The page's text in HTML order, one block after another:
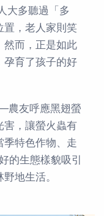
大多聽過「多
置，老人家則笑
然而，正是如此
孕育了孩子的好
農友呼應黑翅螢
，讓螢火蟲有
季特色作物、走
的生態樣貌吸引
地生活。